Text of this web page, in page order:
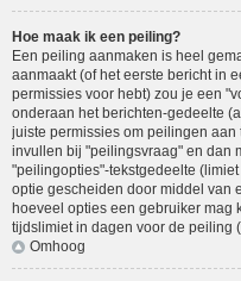
Hoe maak ik een peiling?
Een peiling aanmaken is heel
aanmaakt (of het eerste bericht in
permissies voor hebt) zou je een
onderaan het berichten-gedeelte
juiste permissies om peilingen
invullen bij "peilingsvraag" en dan
"peilingopties"-tekstgedeelte
optie gescheiden door middel van
hoeveel opties een gebruiker mag
tijdslimiet in dagen voor de peiling
Omhoog